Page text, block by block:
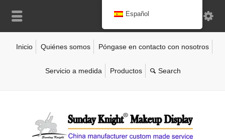
Inicio Quiénes somos Póngase en contacto con nosotros
Servicio a medida Productos
Español